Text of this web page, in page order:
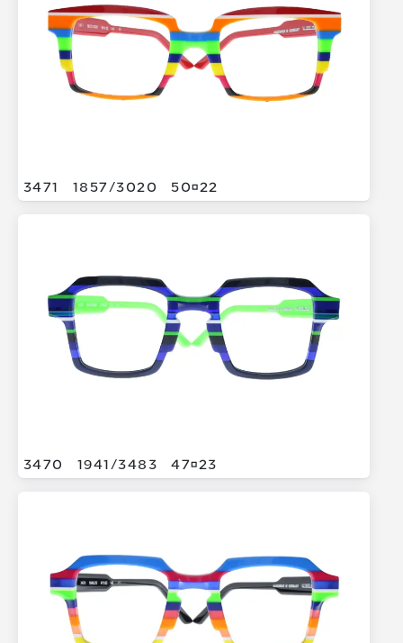
3471 1857/3020 5022
3470 1941/3483 4723